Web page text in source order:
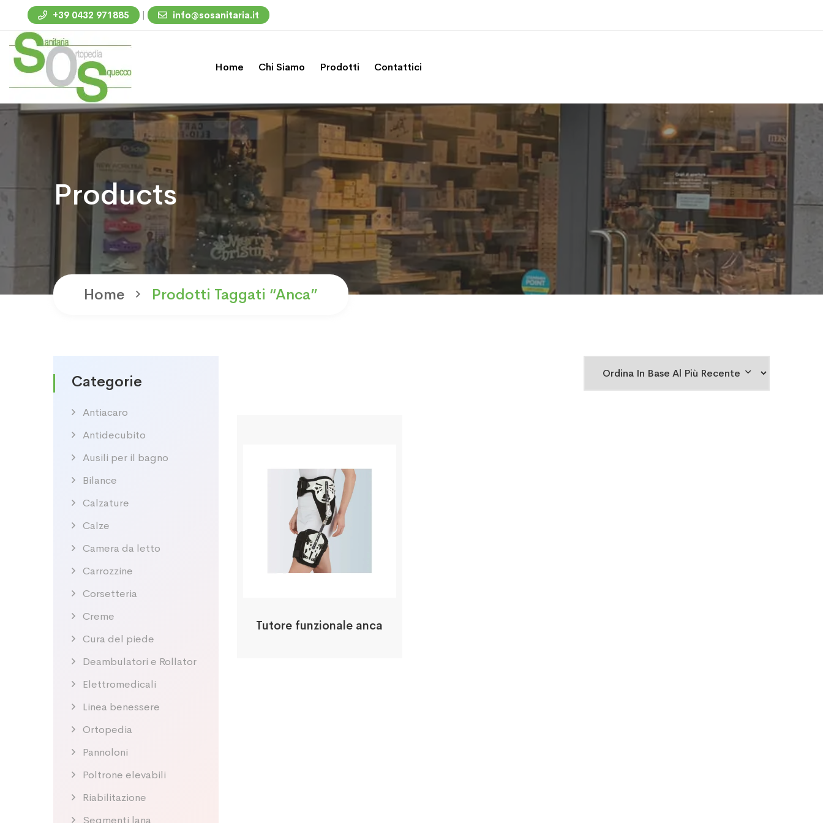
+39 0432 971885 | info@sosanitaria.it
Home Chi Siamo Prodotti Contattici
Products
Home Prodotti Taggati “anca”
Categorie
Antiacaro
Antidecubito
Ausili per il bagno
Bilance
Calzature
Calze
Camera da letto
Carrozzine
Corsetteria
Creme
Cura del piede
Deambulatori e Rollator
Elettromedicali
Linea benessere
Ortopedia
Pannoloni
Poltrone elevabili
Riabilitazione
Segmenti lana
Tutore funzionale anca